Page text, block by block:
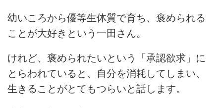
幼いころから優等生体質で育ち、褒められる
ことが大好きという一田さん。
けれど、褒められたいという「承認欲求」に
とらわれていると、自分を消耗してしまい、
生きることがとてもつらいと話します。